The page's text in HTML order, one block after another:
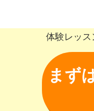
体験レッ
まず